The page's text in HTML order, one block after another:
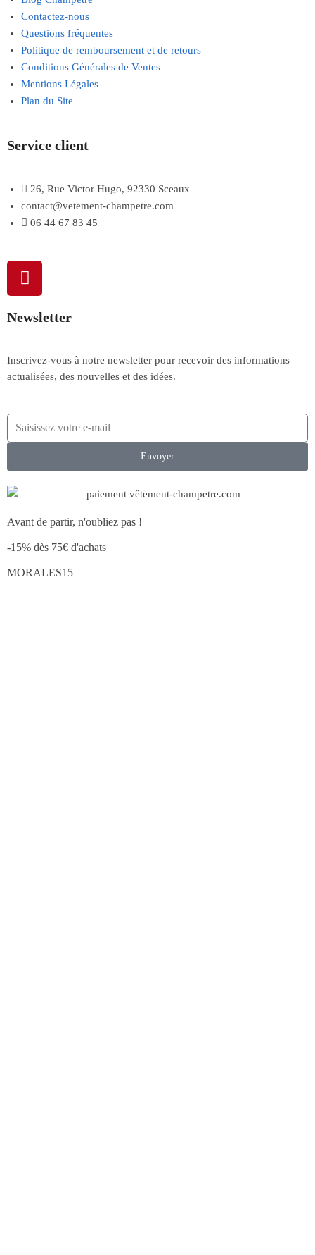
Contactez-nous
Questions fréquentes
Politique de remboursement et de retours
Conditions Générales de Ventes
Mentions Légales
Plan du Site
Service client
26, Rue Victor Hugo, 92330 Sceaux
contact@vetement-champetre.com
06 44 67 83 45
Newsletter
Inscrivez-vous à notre newsletter pour recevoir des informations
actualisées, des nouvelles et des idées.
Envoyer
Avant de partir, n'oubliez pas !
-15% dès 75€ d'achats
MORALES15